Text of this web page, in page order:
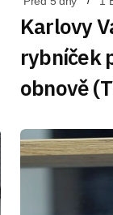
Karlovy
rybníček
obnově